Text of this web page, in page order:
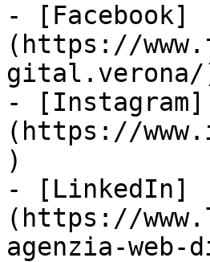
- [Facebook]
(https://
gital.verona/
- [Instagram]
(https://
)
- [LinkedIn]
(https://
agenzia-